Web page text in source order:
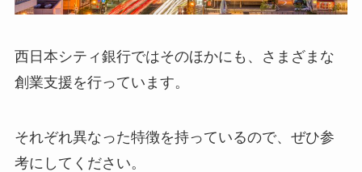
西日本シティ銀行ではそのほかにも、さまざまな
創業支援を行っています。
それぞれ異なった特徴を持っているので、ぜひ参
考にしてください。